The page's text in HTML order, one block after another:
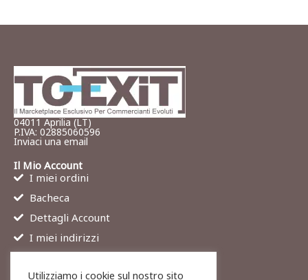
04011 Aprilia (LT)
P.IVA: 02885060596
Inviaci una email
Il Mio Account
I miei ordini
Bacheca
Dettagli Account
I miei indirizzi
Chi siamo
Utilizziamo i cookie sul nostro sito